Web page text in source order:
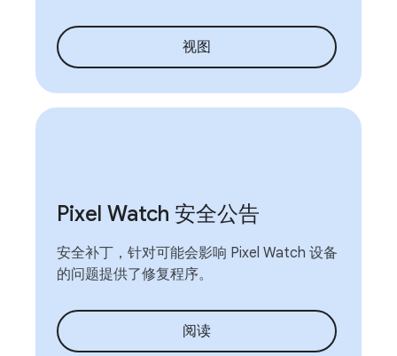
视图
Pixel Watch 安全公告
安全补丁，针对可能会影响 Pixel Watch 设备
的问题提供了修复程序。
阅读